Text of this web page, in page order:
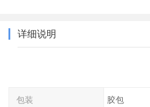
详细说明
包装 胶包